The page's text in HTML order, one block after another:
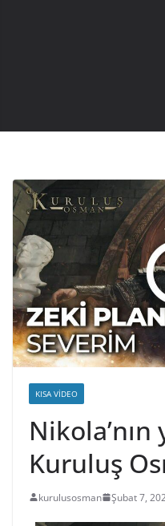
KISA VIDEO
Kuruluş
kurulusosman Şubat 7,